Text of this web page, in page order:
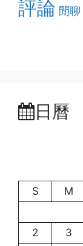
評論 閒聊
日曆
S
M
2
3